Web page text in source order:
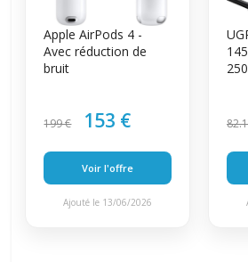
Apple AirPods 4 -
Avec réduction de
bruit
199 € 153 €
Voir l'offre
Ajouté le 13/06/2026